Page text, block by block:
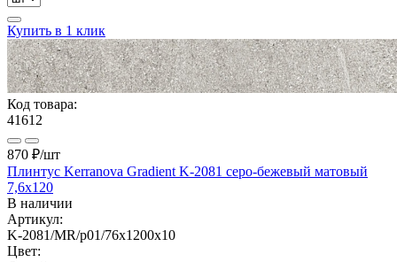
Купить в 1 клик
Код товара:
41612
870 ₽/шт
Плинтус Kerranova Gradient K-2081 серо-бежевый матовый
7,6x120
В наличии
Артикул:
K-2081/MR/p01/76x1200x10
Цвет: